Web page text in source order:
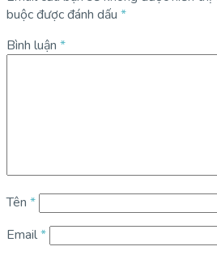
buộc được đánh dấu *
Bình luận *
Tên *
Email*